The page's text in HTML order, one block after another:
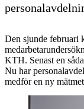
Den sjunde februari
KTH. Senast en
Nu har
medför en ny